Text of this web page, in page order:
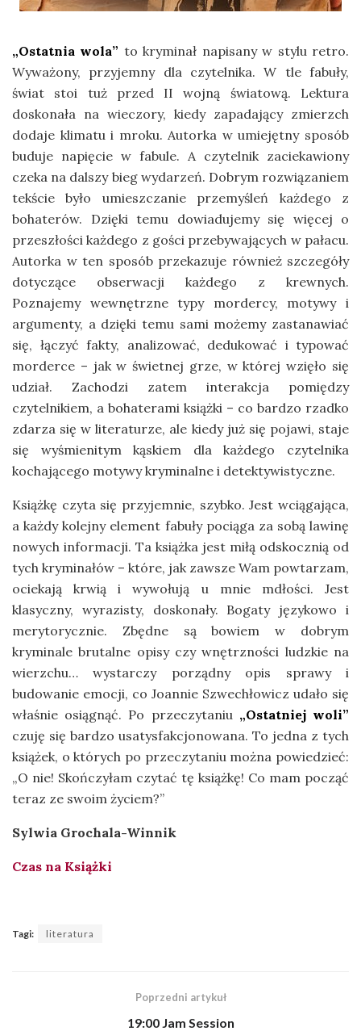
„Ostatnia wola” to kryminał napisany w stylu retro.
Wyważony, przyjemny dla czytelnika. W tle fabuły,
świat stoi tuż przed II wojną światową. Lektura
doskonała na wieczory, kiedy zapadający zmierzch
dodaje klimatu i mroku. Autorka w umiejętny sposób
buduje napięcie w fabule. A czytelnik zaciekawiony
czeka na dalszy bieg wydarzeń. Dobrym rozwiązaniem
tekście było umieszczanie przemyśleń każdego z
bohaterów. Dzięki temu dowiadujemy się więcej o
przeszłości każdego z gości przebywających w pałacu.
Autorka w ten sposób przekazuje również szczegóły
dotyczące obserwacji każdego z krewnych.
Poznajemy wewnętrzne typy mordercy, motywy i
argumenty, a dzięki temu sami możemy zastanawiać
się, łączyć fakty, analizować, dedukować i typować
morderce – jak w świetnej grze, w której wzięło się
udział. Zachodzi zatem interakcja pomiędzy
czytelnikiem, a bohaterami książki – co bardzo rzadko
zdarza się w literaturze, ale kiedy już się pojawi, staje
się wyśmienitym kąskiem dla każdego czytelnika
kochającego motywy kryminalne i detektywistyczne.
Książkę czyta się przyjemnie, szybko. Jest wciągająca,
a każdy kolejny element fabuły pociąga za sobą lawinę
nowych informacji. Ta książka jest miłą odskocznią od
tych kryminałów – które, jak zawsze Wam powtarzam,
ociekają krwią i wywołują u mnie mdłości. Jest
klasyczny, wyrazisty, doskonały. Bogaty językowo i
merytorycznie. Zbędne są bowiem w dobrym
kryminale brutalne opisy czy wnętrzności ludzkie na
wierzchu… wystarczy porządny opis sprawy i
budowanie emocji, co Joannie Szwechłowicz udało się
właśnie osiągnąć. Po przeczytaniu „Ostatniej woli”
czuję się bardzo usatysfakcjonowana. To jedna z tych
książek, o których po przeczytaniu można powiedzieć:
„O nie! Skończyłam czytać tę książkę! Co mam począć
teraz ze swoim życiem?”
Sylwia Grochala-Winnik
Czas na Książki
Tagi: literatura
Poprzedni artykuł
19:00 Jam Session